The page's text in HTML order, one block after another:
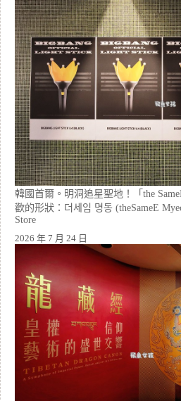
韓國首爾。明洞追星聖地！「the
歡的形狀：더세임 명동 (theSameE
Store
2026 年 7 月 24 日